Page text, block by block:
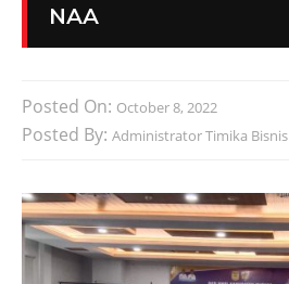
NAA
Posted On: October 8, 2022
Posted By: Administrator Timika Bisnis